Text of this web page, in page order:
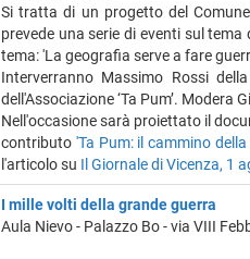
Si tratta di un progetto del
prevede una serie di eventi sul
tema: 'La geografia serve a fare
Interverranno Massimo Rossi
dell'Associazione ‘Ta Pum’. Modera
Nell'occasione sarà proiettato il
contributo 'Ta Pum: il cammino
l'articolo su Il Giornale di Vicenza, 1
I mille volti della grande guerra
Aula Nievo - Palazzo Bo - via VIII